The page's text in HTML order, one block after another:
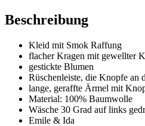
Beschreibung
Kleid mit Smok Raffung
flacher Kragen mit gewellter
gestickte Blumen
Rüschenleiste, die Knopfe an
lange, geraffte Ärmel mit
Material: 100% Baumwolle
Wäsche 30 Grad auf links
Emile & Ida